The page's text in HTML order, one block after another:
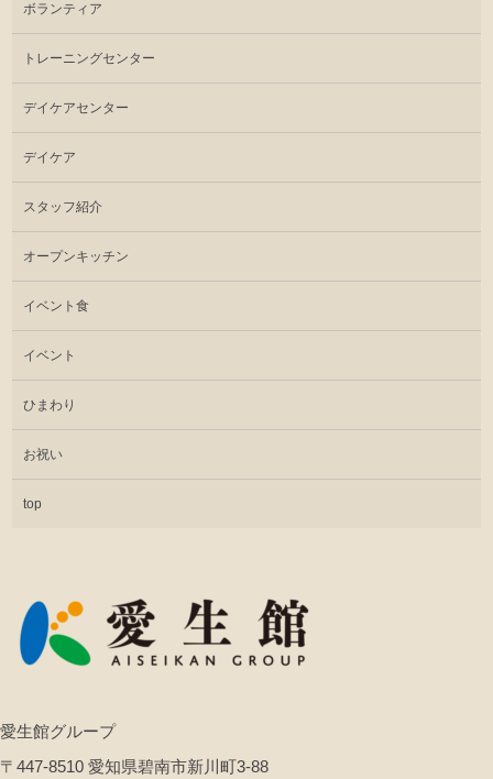
ボランティア
トレーニングセンター
デイケアセンター
デイケア
スタッフ紹介
オープンキッチン
イベント食
イベント
ひまわり
お祝い
top
愛生館グループ
〒447-8510 愛知県碧南市新川町3-88